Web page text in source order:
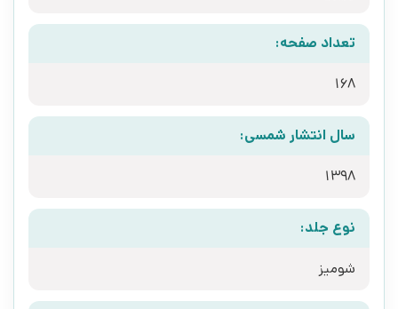
تعداد صفحه:
168
سال انتشار شمسی:
1398
نوع جلد:
شومیز